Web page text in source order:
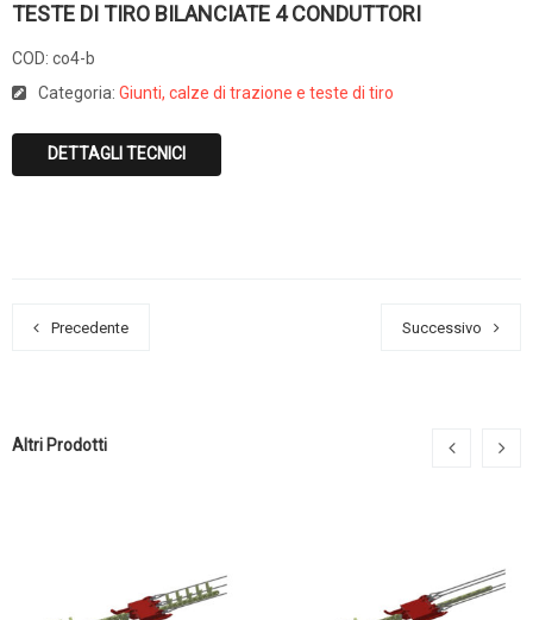
TESTE DI TIRO BILANCIATE 4 CONDUTTORI
COD: co4-b
Categoria: Giunti, calze di trazione e teste di tiro
DETTAGLI TECNICI
Precedente Successivo
Altri Prodotti